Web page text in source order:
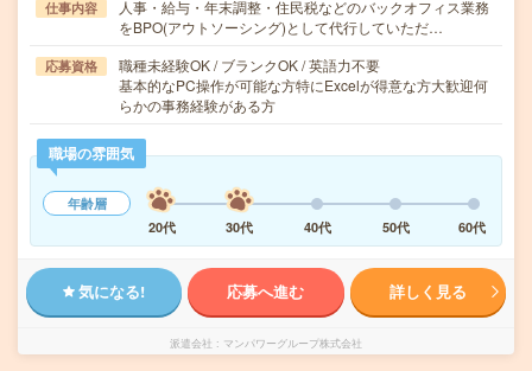
仕事内容
人事・給与・年末調整・住民税などのバックオフィス業務
をBPO(アウトソーシング)として代行していただ…
応募資格
職種未経験OK / ブランクOK / 英語力不要
基本的なPC操作が可能な方特にExcelが得意な方大歓迎何
らかの事務経験がある方
職場の雰囲気
年齢層
20代
30代 40代 50代 60代
気になる! 応募へ進む 詳しく見る
派遣会社 マンパワーグループ株式会社